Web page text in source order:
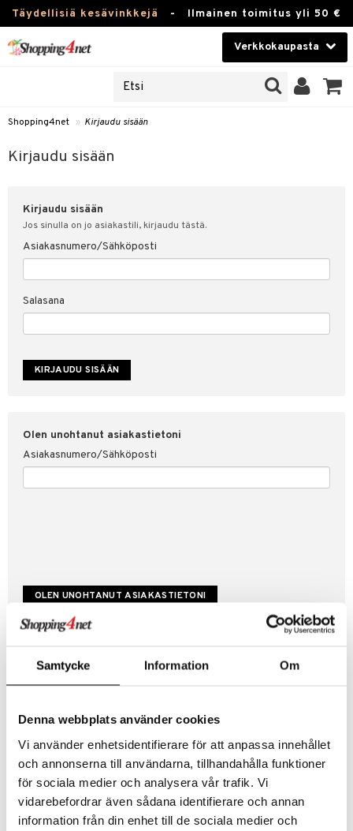
Samtycke Information Om
Denna webbplats använder cookies
Vi använder enhetsidentifierare för att anpassa innehållet
och annonserna till användarna, tillhandahålla funktioner
för sociala medier och analysera vår trafik. Vi
vidarebefordrar även sådana identifierare och annan
information från din enhet till de sociala medier och
Täydellisiä kesävinkkejä - Ilmainen toimitus yli 50 €
Verkkokaupasta
Piilolinssit
Luontaistuotteet
Fitness
Koti & Sisustus
Lelut, Lapsi & Vauva
Tuotemerkkejä
Shopping4net » Kirjaudu sisään
Kirjaudu sisään
Kirjaudu sisään
Jos sinulla on jo asiakastili, kirjaudu tästä.
Asiakasnumero/Sähköposti
Salasana
Olen unohtanut asiakastietoni
Asiakasnumero/Sähköposti
Luo uusi asiakas
Hyviä tarjouksia
Kestotilaus
Arvostele tuotteita
Toivelistat
LUO ASIAKAS
sisään
& vastauksia
myyntiehdot
suojaus